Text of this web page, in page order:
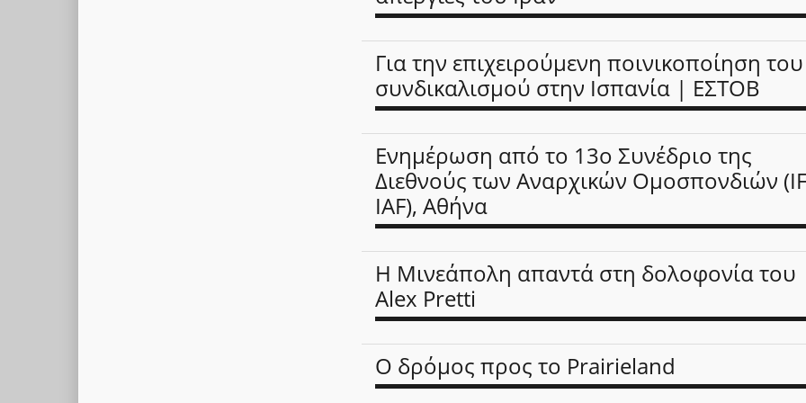
Για την επιχειρούμενη ποινικοποίηση του
συνδικαλισμού στην Ισπανία | ΕΣΤΟΒ
Ενημέρωση από το 13ο Συνέδριο της
Διεθνούς των Αναρχικών Ομοσπονδιών
IAF), Αθήνα
Η Μινεάπολη απαντά στη δολοφονία του
Alex Pretti
Ο δρόμος προς το Prairieland